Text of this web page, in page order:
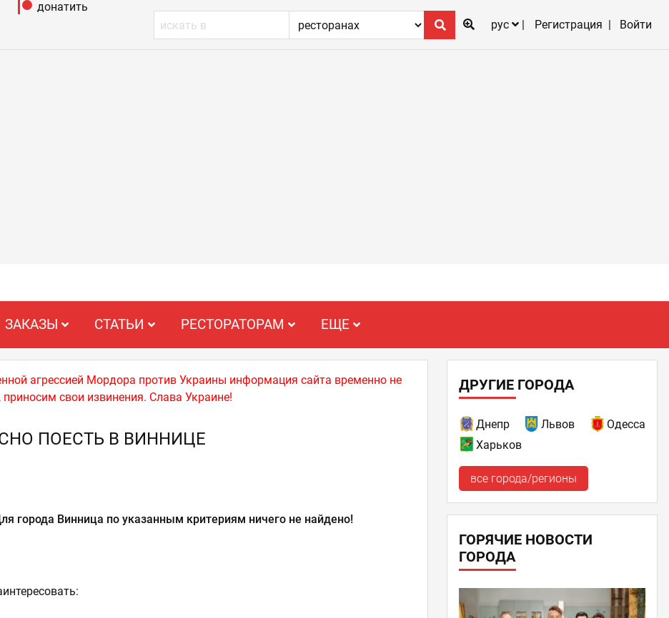
донатить
рус
Регистрация Войти
ЗАКАЗЫ СТАТЬИ РЕСТОРАТОРАМ ЕЩЕ
агрессией Мордора против Украины информация сайта временно не
приносим свои извинения. Слава Украине!
ПОЕСТЬ В ВИННИЦЕ
города Винница по указанным критериям ничего не найдено!
ДРУГИЕ ГОРОДА
Днепр Львов
Одесса
Харьков
все города/регионы
ГОРЯЧИЕ НОВОСТИ
ГОРОДА